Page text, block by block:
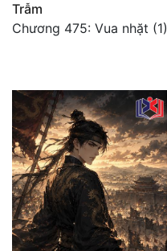
Trẫm
Chương 475: Vua nhặt (1)